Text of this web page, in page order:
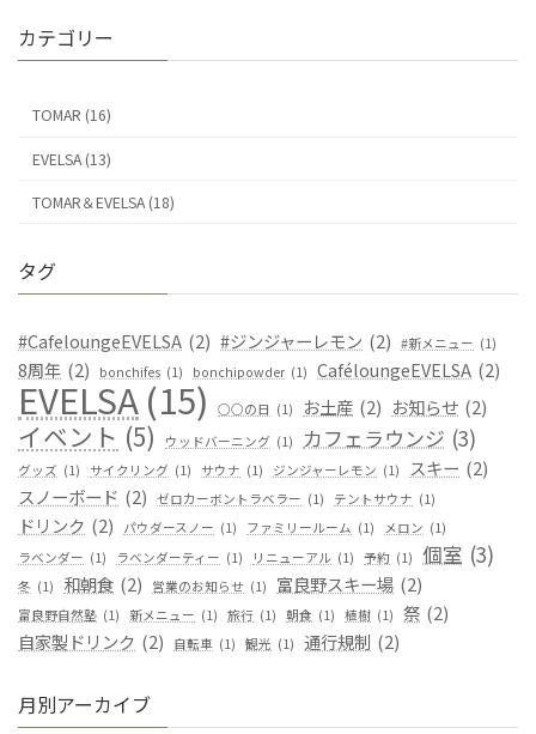
カテゴリー
TOMAR (16)
EVELSA (13)
TOMAR＆EVELSA (18)
タグ
#CafeloungeEVELSA (2) #ジンジャーレモン (2) #新メニュー (1)
8周年 (2) bonchifes (1) bonchipowder (1) CaféloungeEVELSA (2)
EVELSA(15) ○○の日 (1) お土産 (2) お知らせ (2)
イベント (5) ウッドバーニング (1) カフェラウンジ (3)
グッズ (1) サイクリング (1) サウナ (1) ジンジャーレモン (1) スキー (2)
スノーボード (2) ゼロカーボントラベラー (1) テントサウナ (1)
ドリンク (2) パウダースノー (1) ファミリールーム (1) メロン (1)
ラベンダー (1) ラベンダーティー (1) リニューアル (1) 予約 (1) 個室 (3)
冬 (1) 和朝食 (2) 営業のお知らせ (1) 富良野スキー場 (2)
富良野自然塾 (1) 新メニュー (1) 旅行 (1) 朝食 (1) 植樹 (1) 祭 (2)
自家製ドリンク (2) 自転車 (1) 観光 (1) 通行規制 (2)
月別アーカイブ